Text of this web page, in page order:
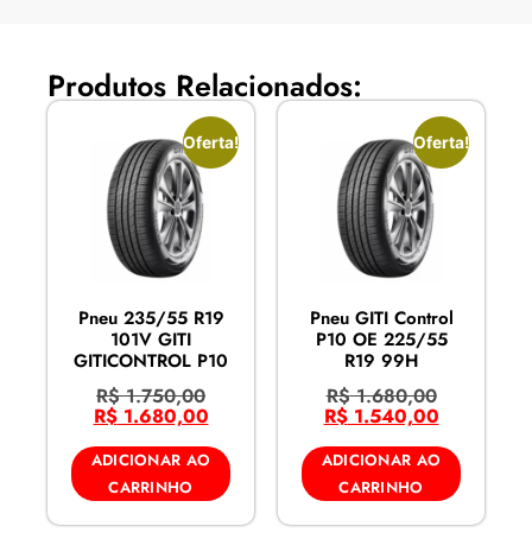
Produtos Relacionados:
Oferta!
Pneu 235/55 R19
101V GITI
GITICONTROL P10
R$1.750,00
R$1.680,00
ADICIONAR AO
CARRINHO
Oferta!
Pneu GITI Control
P10 OE 225/55
R19 99H
R$1.680,00
R$1.540,00
ADICIONAR AO
CARRINHO